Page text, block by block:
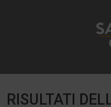
RISULTATI